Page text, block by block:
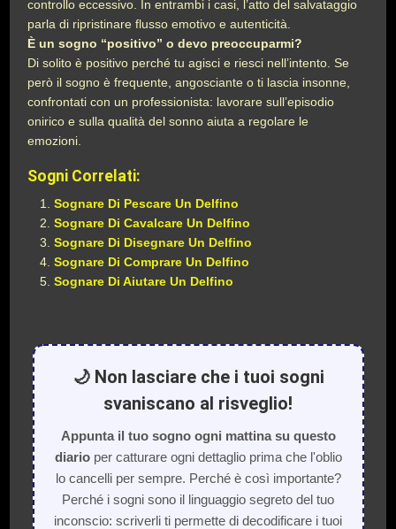
controllo eccessivo. In entrambi i casi, l’atto del salvataggio
parla di ripristinare flusso emotivo e autenticità.
È un sogno “positivo” o devo preoccuparmi?
Di solito è positivo perché tu agisci e riesci nell’intento. Se
però il sogno è frequente, angosciante o ti lascia insonne,
confrontati con un professionista: lavorare sull’episodio
onirico e sulla qualità del sonno aiuta a regolare le
emozioni.
Sogni Correlati:
Sognare Di Pescare Un Delfino
Sognare Di Cavalcare Un Delfino
Sognare Di Disegnare Un Delfino
Sognare Di Comprare Un Delfino
Sognare Di Aiutare Un Delfino
🌙 Non lasciare che i tuoi sogni
svaniscano al risveglio!
Appunta il tuo sogno ogni mattina su questo
diarioper catturare ogni dettaglio prima che l'oblio
lo cancelli per sempre. Perché è così importante?
Perché i sogni sono il linguaggio segreto del tuo
inconscio: scriverli ti permette di decodificare i tuoi